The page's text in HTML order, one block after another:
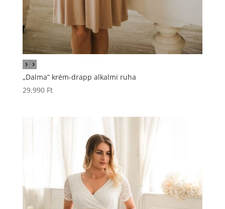
„Dalma” krém-drapp alkalmi ruha
29.990 Ft